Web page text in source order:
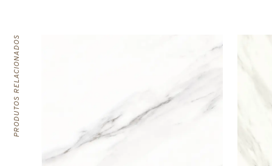
PRODUTOS RELACIONADOS